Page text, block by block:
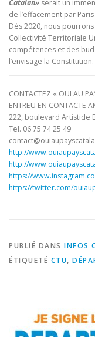
Catalan» serait un
de l’effacement par
Dès 2020, nous
Collectivité Territoriale
compétences et des
l’envisage la Constitution.
CONTACTEZ « OUI AU
ENTREU EN CONTACTE
222, boulevard Artistide
Tel. 06 75 74 25 49
http://
http://
https://
https://twitter.com/
PUBLIÉ DANS INFOS
ÉTIQUETÉ CTU,